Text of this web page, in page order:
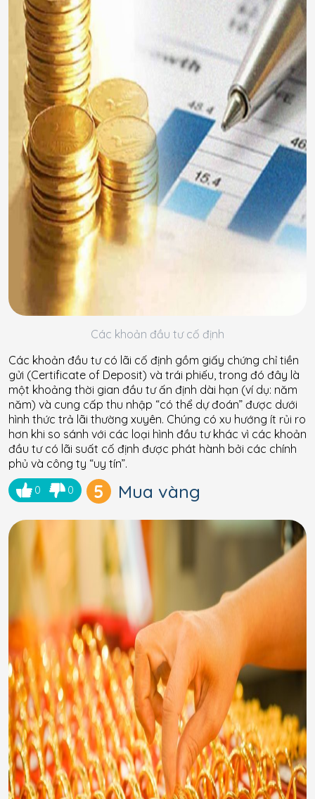
Các khoản đầu tư cố định
Các khoản đầu tư có lãi cố định gồm giấy chứng chỉ tiền
gửi (Certificate of Deposit) và trái phiếu, trong đó đây là
một khoảng thời gian đầu tư ấn định dài hạn (ví dụ: năm
năm) và cung cấp thu nhập “có thể dự đoán” được dưới
hình thức trả lãi thường xuyên. Chúng có xu hướng ít rủi ro
hơn khi so sánh với các loại hình đầu tư khác vì các khoản
đầu tư có lãi suất cố định được phát hành bởi các chính
phủ và công ty “uy tín”.
0 0 5 Mua vàng